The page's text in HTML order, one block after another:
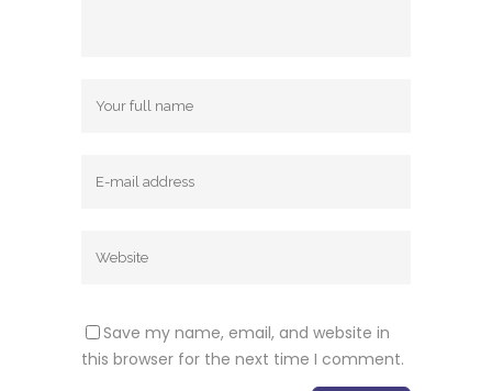
Save my name, email, and website in
this browser for the next time I comment.